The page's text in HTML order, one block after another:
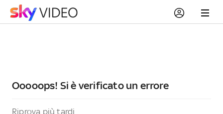
Ooooops! Si è verificato un errore
Riprova più tardi